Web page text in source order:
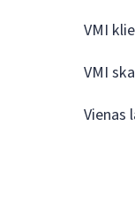
VMI
VMI
Vienas